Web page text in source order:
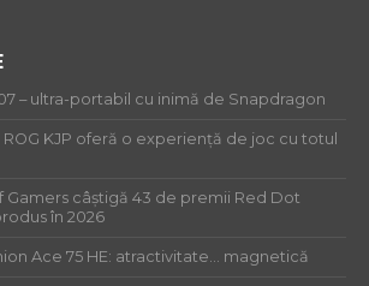
– ultra-portabil cu inimă de Snapdragon
KJP oferă o experiență de joc cu totul
Gamers câștigă 43 de premii Red Dot
în 2026
Ace 75 HE: atractivitate… magnetică